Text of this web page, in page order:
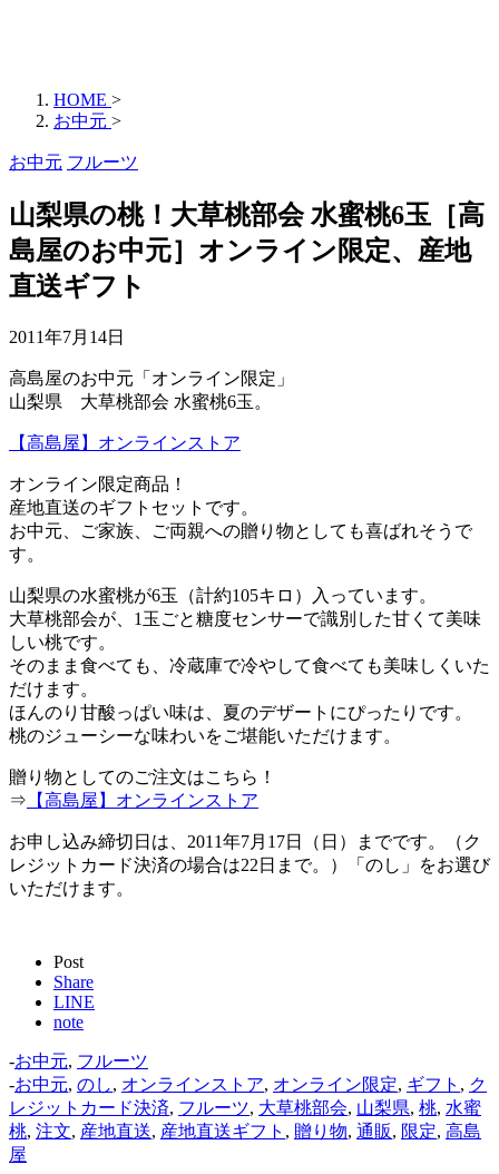
HOME >
お中元 >
お中元 フルーツ
山梨県の桃！大草桃部会 水蜜桃6玉［高
島屋のお中元］オンライン限定、産地
直送ギフト
2011年7月14日
高島屋のお中元「オンライン限定」
山梨県 大草桃部会 水蜜桃6玉。
【高島屋】オンラインストア
オンライン限定商品！
産地直送のギフトセットです。
お中元、ご家族、ご両親への贈り物としても喜ばれそうで
す。
山梨県の水蜜桃が6玉（計約105キロ）入っています。
大草桃部会が、1玉ごと糖度センサーで識別した甘くて美味
しい桃です。
そのまま食べても、冷蔵庫で冷やして食べても美味しくいた
だけます。
ほんのり甘酸っぱい味は、夏のデザートにぴったりです。
桃のジューシーな味わいをご堪能いただけます。
贈り物としてのご注文はこちら！
⇒ 【高島屋】オンラインストア
お申し込み締切日は、2011年7月17日（日）までです。（ク
レジットカード決済の場合は22日まで。）「のし」をお選び
いただけます。
Post
Share
LINE
note
-お中元, フルーツ
-お中元, のし, オンラインストア, オンライン限定, ギフト , ク
レジットカード決済, フルーツ, 大草桃部会, 山梨県, 桃, 水蜜
桃, 注文, 産地直送, 産地直送ギフト , 贈り物, 通販, 限定, 高島
屋